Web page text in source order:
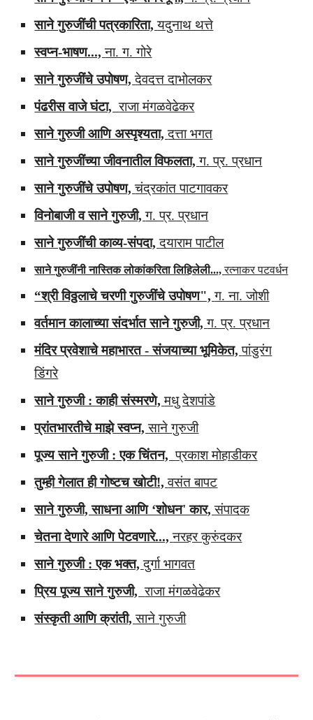
साने गुरुजींची पत्रकारिता,यदुनाथ थत्ते
स्वप्न-भाषण...,ना. ग. गोरे
साने गुरुजींचे उपोषण,देवदत्त दाभोलकर
पंढरीस वाजे घंटा,राजा मंगळवेढेकर
साने गुरुजी आणि अस्पृश्यता,दत्ता भगत
साने गुरुजींच्या जीवनातील विफलता,ग. प्र. प्रधान
साने गुरुजींचे उपोषण,चंद्रकांत पाटगावकर
विनोबाजी व साने गुरुजी,ग. प्र. प्रधान
साने गुरुजींची काव्य-संपदा,दयाराम पाटील
साने गुरुजींनी नास्तिक लोकांकरिता लिहिलेली...,रत्नाकर पटवर्धन
“श्री विठ्ठलाचे चरणी गुरुजींचे उपोषण",ग. ना. जोशी
वर्तमान कालाच्या संदर्भात साने गुरुजी,ग. प्र. प्रधान
मंदिर प्रवेशाचे महाभारत - संजयाच्या भूमिकेत,पांडुरंग
डिंगरे
साने गुरुजी : काही संस्मरणे,मधु देशपांडे
प्रांतभारतीचे माझे स्वप्न,साने गुरुजी
पूज्य साने गुरुजी : एक चिंतन,प्रकाश मोहाडीकर
तुम्ही गेलात ही गोष्टच खोटी!,वसंत बापट
साने गुरुजी, साधना आणि ‘शोधन' कार,संपादक
चेतना देणारे आणि पेटवणारे...,नरहर कुरुंदकर
साने गुरुजी : एक भक्त,दुर्गा भागवत
प्रिय पूज्य साने गुरुजी,राजा मंगळवेढेकर
संस्कृती आणि क्रांती,साने गुरुजी